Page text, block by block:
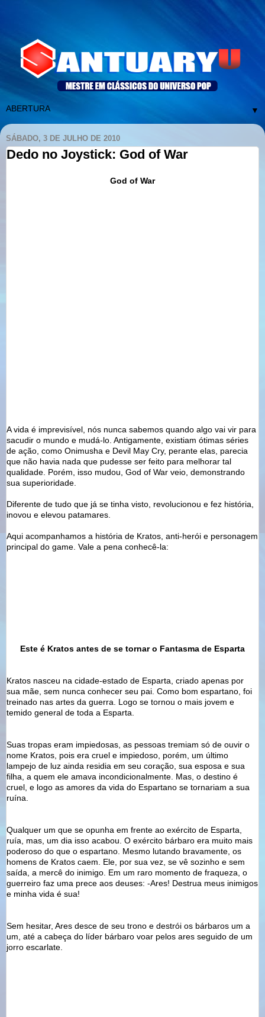
▼
SÁBADO, 3 DE JULHO DE 2010
Dedo no Joystick: God of War
God of War
A vida é imprevisível , nós nunca sabemos quando algo vai vir para
sacudir o mundo e mudá-lo. Antigamente, existiam ótimas séries
de ação , como Onimusha e Devil May Cry, perante elas, parecia
que não havia nada que pudesse ser feito para melhorar tal
qualidade. Porém, isso mudou, God of War veio, demonstrando
sua superioridade.
Diferente de tudo que já se tinha visto, revolucionou e fez história,
inovou e elevou patamares.
Aqui acompanhamos a história de Kratos , anti-herói e personagem
principal do game. Vale a pena conhecê-la:
Este é Kratos antes de se tornar o Fantasma de Esparta
Kratos nasceu na cidade-estado de Esparta, criado apenas por
sua mãe, sem nunca conhecer seu pai. Como bom espartano, foi
treinado nas artes da guerra. Logo se tornou o mais jovem e
temido general de toda a Esparta.
Suas tropas eram impiedosas, as pessoas tremiam só de ouvir o
nome Kratos , pois era cruel e impiedoso, porém, um último
lampejo de luz ainda residia em seu coração, sua esposa e sua
filha, a quem ele amava incondicionalmente . Mas, o destino é
cruel, e logo as amores da vida do Espartano se tornariam a sua
ruína.
Qualquer um que se opunha em frente ao exército de Esparta,
ruía, mas, um dia isso acabou. O exército bárbaro era muito mais
poderoso do que o espartano. Mesmo lutando bravamente , os
homens de Kratos caem. Ele, por sua vez, se vê sozinho e sem
saída, a mercê do inimigo. Em um raro momento de fraqueza, o
guerreiro faz uma prece aos deuses: -Ares! Destrua meus inimigos
e minha vida é sua!
Sem hesitar, Ares desce de seu trono e destrói os bárbaros um a
um, até a cabeça do líder bárbaro voar pelos ares seguido de um
jorro escarlate.